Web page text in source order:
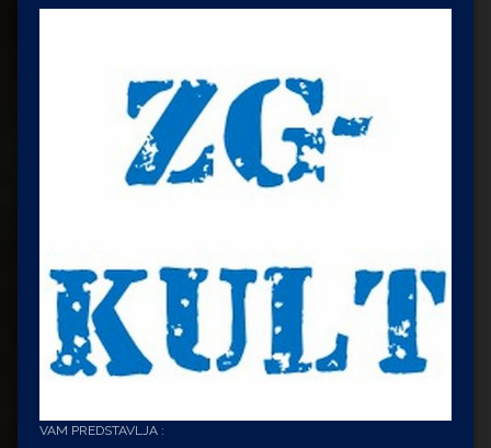
VAM PREDSTAVLJA :